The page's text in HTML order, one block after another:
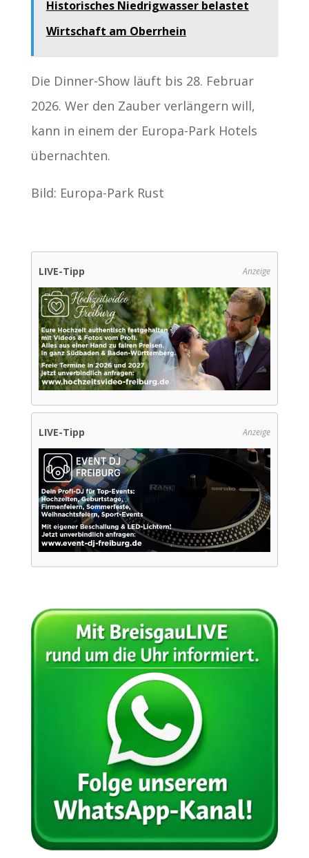
Historisches Niedrigwasser belastet
Wirtschaft am Oberrhein
Die Dinner-Show läuft bis 28. Februar
2026. Wer den Zauber verlängern will,
kann in einem der Europa-Park Hotels
übernachten.
Bild: Europa-Park Rust
LIVE-Tipp Anzeige
LIVE-Tipp Anzeige